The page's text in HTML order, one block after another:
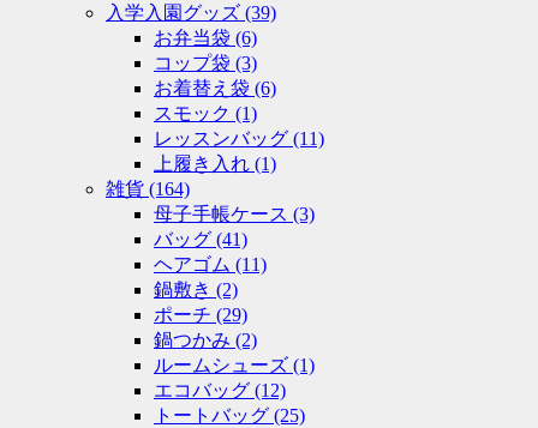
入学入園グッズ (39)
お弁当袋 (6)
コップ袋 (3)
お着替え袋 (6)
スモック (1)
レッスンバッグ (11)
上履き入れ (1)
雑貨 (164)
母子手帳ケース (3)
バッグ (41)
ヘアゴム (11)
鍋敷き (2)
ポーチ (29)
鍋つかみ (2)
ルームシューズ (1)
エコバッグ (12)
トートバッグ (25)